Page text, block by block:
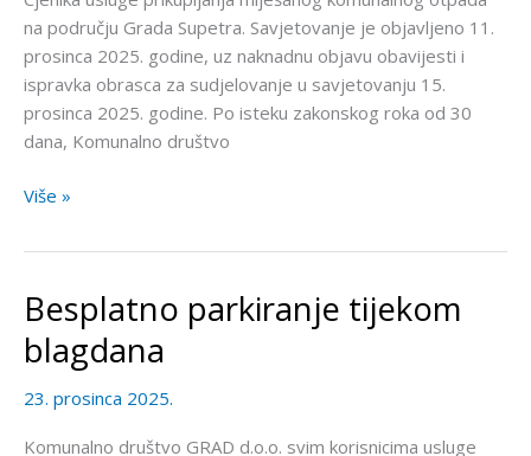
na području Grada Supetra. Savjetovanje je objavljeno 11.
prosinca 2025. godine, uz naknadnu objavu obavijesti i
ispravka obrasca za sudjelovanje u savjetovanju 15.
prosinca 2025. godine. Po isteku zakonskog roka od 30
dana, Komunalno društvo
Više »
Besplatno parkiranje tijekom
blagdana
23. prosinca 2025.
Komunalno društvo GRAD d.o.o. svim korisnicima usluge
Besplatno
parkiranje
tijekom